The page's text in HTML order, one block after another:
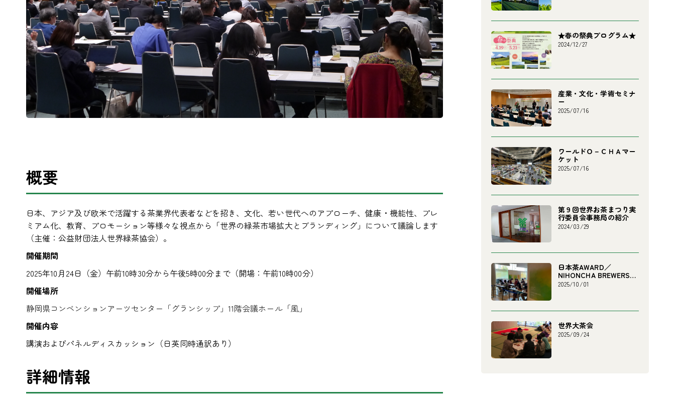
概要
日本、アジア及び欧米で活躍する茶業界代表者などを招き、文化、若い世代へのアプローチ、健康・機能性、プレ
ミアム化、教育、プロモーション等様々な視点から「世界の緑茶市場拡大とブランディング」について議論します
（主催：公益財団法人世界緑茶協会）。
開催期間
2025年10月24日（金）午前10時30分から午後5時00分まで（開場：午前10時00分）
開催場所
静岡県コンベンションアーツセンター「グランシップ」11階会議ホール「風」
開催内容
講演およびパネルディスカッション（日英同時通訳あり）
詳細情報
★春の祭典プログラム★
2024/12/27
産業・文化・学術セミナ
ー
2025/07/16
ワールドＯ－ＣＨＡマー
ケット
2025/07/16
第９回世界お茶まつり実
行委員会事務局の紹介
2024/03/29
日本茶AWARD／
NIHONCHA BREWERS
CHAMPIONSHIP
2025/10/01
世界大茶会
2025/09/24